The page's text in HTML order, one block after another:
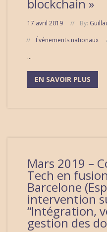
blockchain »
17 avril 2019 By:
Événements nationaux
...
EN SAVOIR PLUS
Mars 2019 –
Tech en
Barcelone
intervention
“Intégration,
gestion des